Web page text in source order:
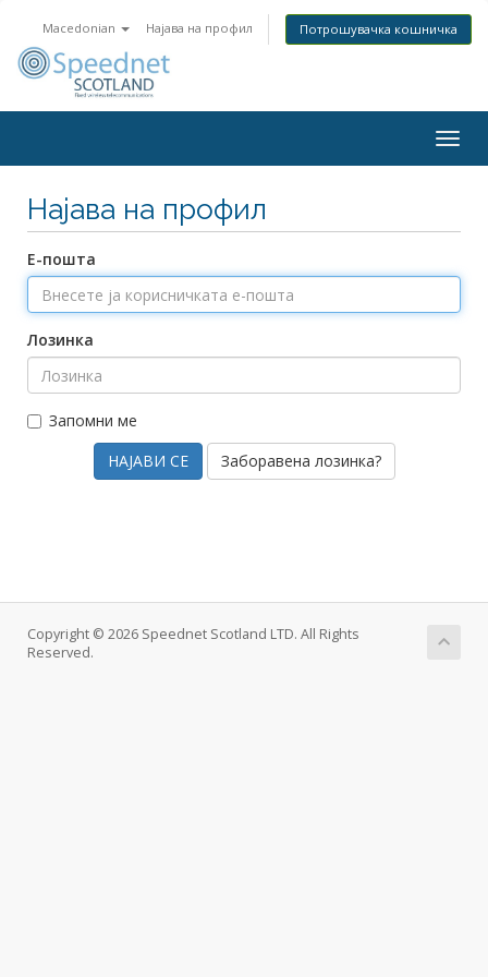
Macedonian Најава на профил Потрошувачка кошничка
Најава на профил
Е-пошта
Лозинка
Запомни ме
Заборавена лозинка?
Copyright © 2026 Speednet Scotland LTD. All Rights
Reserved.